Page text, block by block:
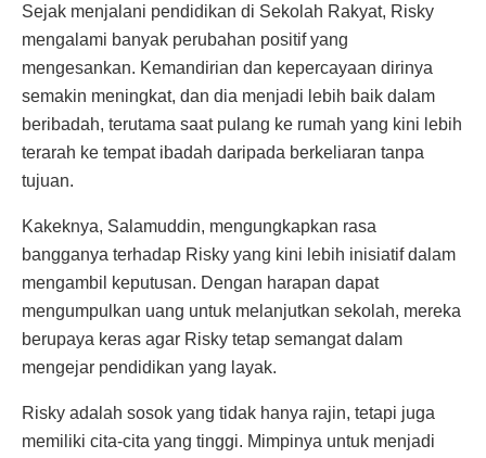
Sejak menjalani pendidikan di Sekolah Rakyat, Risky
mengalami banyak perubahan positif yang
mengesankan. Kemandirian dan kepercayaan dirinya
semakin meningkat, dan dia menjadi lebih baik dalam
beribadah, terutama saat pulang ke rumah yang kini lebih
terarah ke tempat ibadah daripada berkeliaran tanpa
tujuan.
Kakeknya, Salamuddin, mengungkapkan rasa
bangganya terhadap Risky yang kini lebih inisiatif dalam
mengambil keputusan. Dengan harapan dapat
mengumpulkan uang untuk melanjutkan sekolah, mereka
berupaya keras agar Risky tetap semangat dalam
mengejar pendidikan yang layak.
Risky adalah sosok yang tidak hanya rajin, tetapi juga
memiliki cita-cita yang tinggi. Mimpinya untuk menjadi